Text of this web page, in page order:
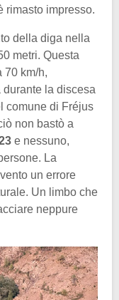
rimasto impresso.
della diga nella
metri. Questa
70 km/h,
la discesa
comune di Fréjus
non bastò a
e nessuno,
La
un errore
Un limbo che
neppure